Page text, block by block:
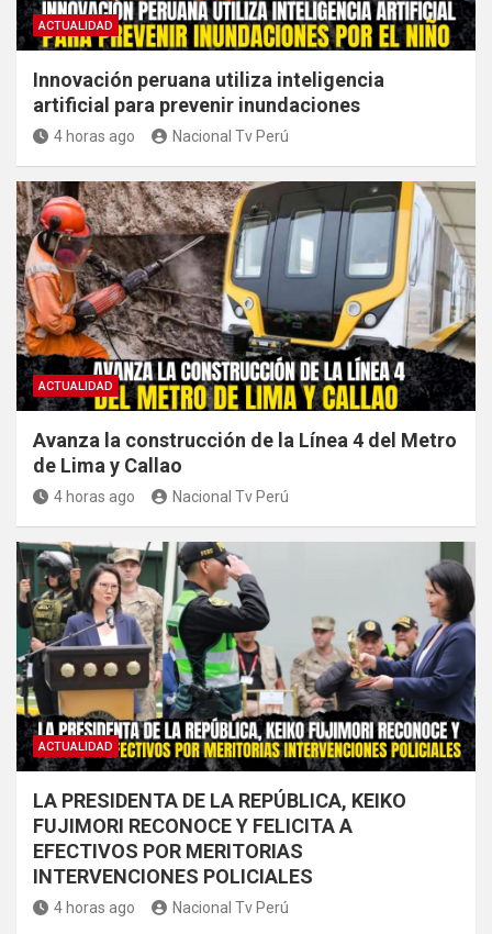
ACTUALIDAD
Innovación peruana utiliza inteligencia
artificial para prevenir inundaciones
4 horas ago Nacional Tv Perú
ACTUALIDAD
Avanza la construcción de la Línea 4 del Metro
de Lima y Callao
4 horas ago Nacional Tv Perú
ACTUALIDAD
LA PRESIDENTA DE LA REPÚBLICA, KEIKO
FUJIMORI RECONOCE Y FELICITA A
EFECTIVOS POR MERITORIAS
INTERVENCIONES POLICIALES
4 horas ago Nacional Tv Perú